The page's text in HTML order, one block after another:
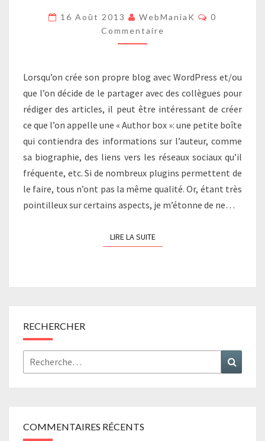
‘AUTHOR
BOX’
SOUS
16 Août 2013 WebManiaK
0
Commentaire
Lorsqu’on crée son propre blog avec WordPress et/ou
que l’on décide de le partager avec des collègues pour
rédiger des articles, il peut être intéressant de créer
ce que l’on appelle une « Author box »: une petite boîte
qui contiendra des informations sur l’auteur, comme
sa biographie, des liens vers les réseaux sociaux qu’il
fréquente, etc. Si de nombreux plugins permettent de
le faire, tous n’ont pas la même qualité. Or, étant très
pointilleux sur certains aspects, je m’étonne de ne…
LIRE LA SUITELIRE LA SUITE
RECHERCHER
Rechercher :
COMMENTAIRES RÉCENTS